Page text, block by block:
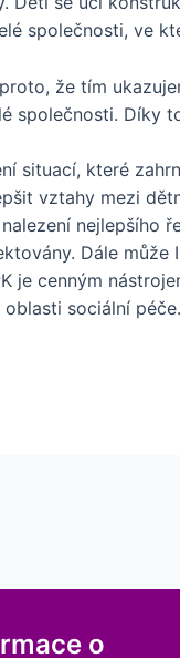
společnosti, ve
že tím
Díky
situací, které
vztahy mezi
nejlepšího
Dále
je cenným
sociální péče.
o